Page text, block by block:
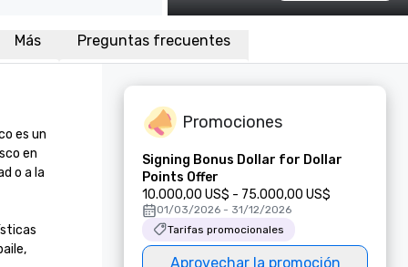
Más Preguntas frecuentes
es un
en
o a la
Promociones
Signing Bonus Dollar for Dollar
Points Offer
10.000,00 US$ - 75.000,00 US$
01/03/2026 - 31/12/2026
Tarifas promocionales
Aprovechar la promoción